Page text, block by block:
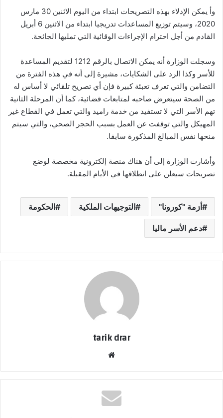
وأ يمكن الإدلاء بهذه التصريحات ابتداء من اليوم الاثنين 30 مارس
2020، وسيتم توزيع المساعدات تدريجيا ابتداء من الاثنين 6 أبريل
القادم من أجل احترام الإجراءات الوقائية التي تمليها الجائحة.
وسجلت الوزارة أنه يمكن الاتصال بالرقم 1212 لتقديم المساعدة
للأسر وكذا الرد على الشكايات، مشيرة إلى أنه في هذه الفترة من
التضامن والتي تعرف تعبئة كبيرة فإن أي تصريح تلقائي لا أساس له
من الصحة سيتعرض صاحبه لمتابعات قضائية، كما أن المرحلة الثانية
تهم الأسر التي لا تستفيد من خدمة راميد والتي تعمل في القطاع غير
المهيكل والتي توقفت عن العمل بسبب الحجر الصحي، والتي سيتم
منحها نفس المبالغ المذكورة سابقا.
وأشارت الوزارة إلى أن هناك منصة إلكترونية مخصصة لوضع
تصريحات سيعلن على انطلاقها في الأيام المقبلة.
أزمة "كورونا" التوجيهات الملكية الحكومة
دعم الأسر ماليا
tarik drar
الوي
ب